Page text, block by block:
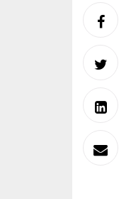
sur
sur
sur